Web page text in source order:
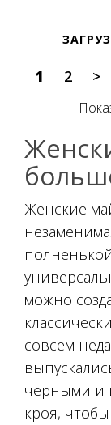
1 2 >
Женские
можно
совсем
черными и
кроя,